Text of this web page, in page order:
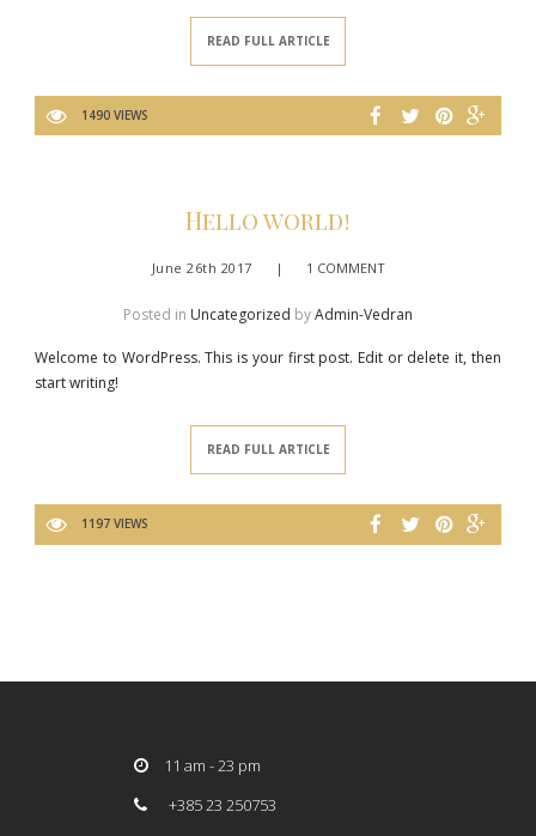
READ FULL ARTICLE
1490 VIEWS
Hello world!
June 26th 2017 | 1 COMMENT
Posted in Uncategorized byAdmin-Vedran
Welcome to WordPress. This is your first post. Edit or delete it, then
start writing!
READ FULL ARTICLE
1197 VIEWS
11 am - 23 pm
+385 23 250753